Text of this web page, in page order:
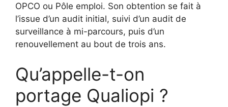
OPCO ou Pôle emploi. Son obtention se fait à
l’issue d’un audit initial, suivi d’un audit de
surveillance à mi-parcours, puis d’un
renouvellement au bout de trois ans.
Qu’appelle-t-on
portage Qualiopi ?